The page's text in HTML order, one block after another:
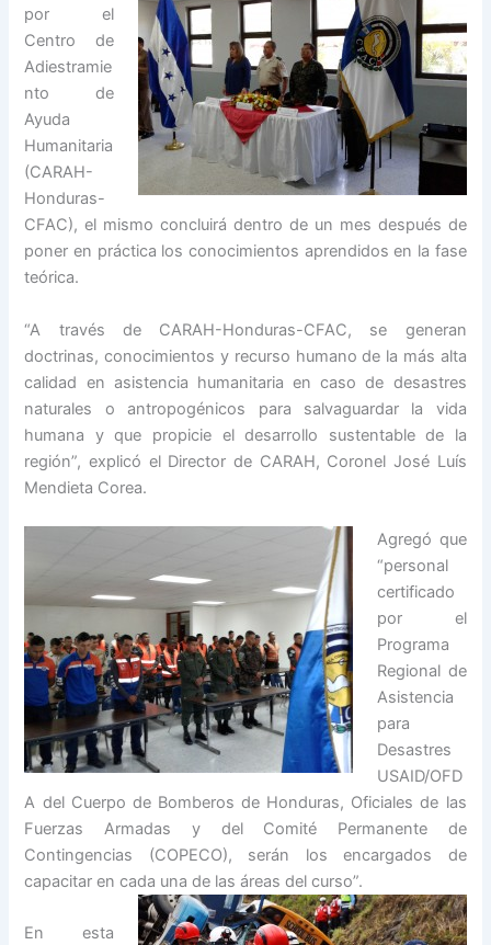
por el
Centro de
Adiestramie
nto de
Ayuda
Humanitaria
(CARAH-
Honduras-
CFAC), el mismo concluirá dentro de un mes después de
poner en práctica los conocimientos aprendidos en la fase
teórica.
“A través de CARAH-Honduras-CFAC, se generan
doctrinas, conocimientos y recurso humano de la más alta
calidad en asistencia humanitaria en caso de desastres
naturales o antropogénicos para salvaguardar la vida
humana y que propicie el desarrollo sustentable de la
región”, explicó el Director de CARAH, Coronel José Luís
Mendieta Corea.
Agregó que
“personal
certificado
por el
Programa
Regional de
Asistencia
para
Desastres
USAID/OFD
A del Cuerpo de Bomberos de Honduras, Oficiales de las
Fuerzas Armadas y del Comité Permanente de
Contingencias (COPECO), serán los encargados de
capacitar en cada una de las áreas del curso”.
En esta